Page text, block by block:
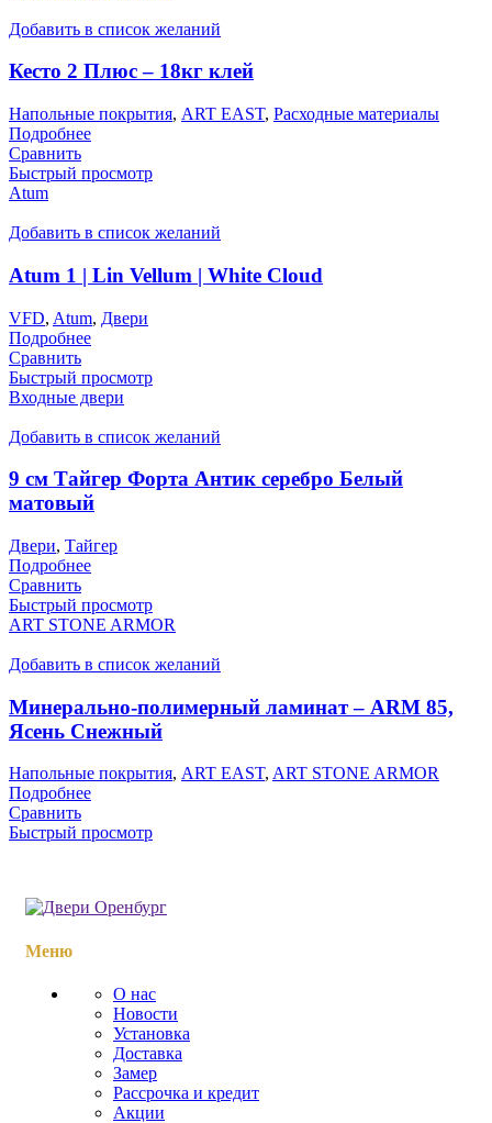
Добавить в список желаний
Кесто 2 Плюс – 18кг клей
Напольные покрытия, ART EAST, Расходные материалы
Подробнее
Сравнить
Быстрый просмотр
Atum
Добавить в список желаний
Atum 1 | Lin Vellum | White Cloud
VFD, Atum, Двери
Подробнее
Сравнить
Быстрый просмотр
Входные двери
Добавить в список желаний
9 см Тайгер Форта Антик серебро Белый
матовый
Двери, Тайгер
Подробнее
Сравнить
Быстрый просмотр
ART STONE ARMOR
Добавить в список желаний
Минерально-полимерный ламинат – ARM 85,
Ясень Снежный
Напольные покрытия, ART EAST, ART STONE ARMOR
Подробнее
Сравнить
Быстрый просмотр
Меню
О нас
Новости
Установка
Доставка
Замер
Рассрочка и кредит
Акции